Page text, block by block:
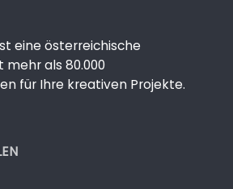
eine österreichische
als 80.000
für Ihre kreativen Projekte.